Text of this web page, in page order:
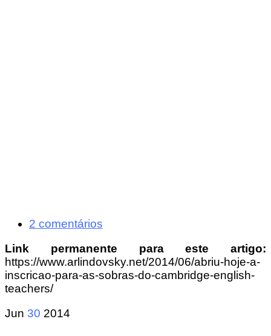
2 comentários
Link permanente para este artigo:
https://www.arlindovsky.net/2014/06/abriu-hoje-a-
inscricao-para-as-sobras-do-cambridge-english-
teachers/
Jun 30 2014